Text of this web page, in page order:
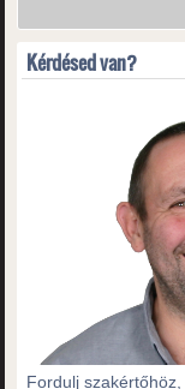
Kérdésed van?
Fordulj